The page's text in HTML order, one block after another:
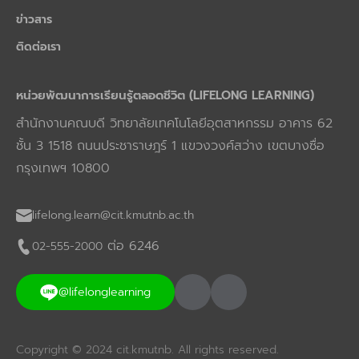
ข่าวสาร
ติดต่อเรา
หน่วยพัฒนาการเรียนรู้ตลอดชีวิต (LIFELONG LEARNING)
สำนักงานคณบดี วิทยาลัยเทคโนโลยีอุตสาหกรรม อาคาร 62
ชั้น 3 1518 ถนนประชาราษฎร์ 1 แขวงวงศ์สว่าง เขตบางซื่อ
กรุงเทพฯ 10800
lifelong.learn@cit.kmutnb.ac.th
02-555-2000 ต่อ 6246
@lifelonglearning
Copyright © 2024 cit.kmutnb. All rights reserved.